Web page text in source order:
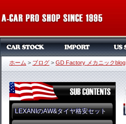
ホーム > ブログ > GD Factory メカニックblog
LEXANIのAW&タイヤ格安セット